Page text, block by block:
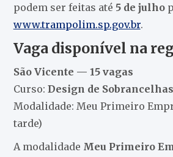
podem ser feitas até 5 de julho
www.trampolim.sp.gov.br.
Vaga disponível na
São Vicente — 15 vagas
Curso: Design de Sobrancelhas
Modalidade: Meu Primeiro
tarde)
A modalidade Meu Primeiro